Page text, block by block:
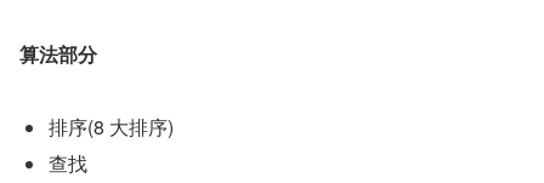
算法部分
排序(8 大排序)
查找